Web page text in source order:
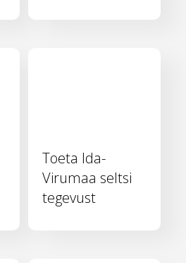
Toeta Ida-
Virumaa seltsi
tegevust